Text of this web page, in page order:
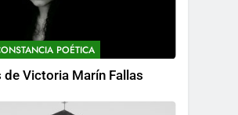
POÉTICA
de Victoria Marín Fallas